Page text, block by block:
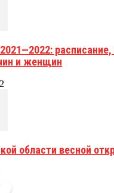
и женщин
области весной